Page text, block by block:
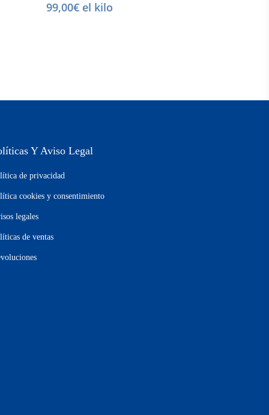
99,00€ el kilo
Y Aviso Legal
de privacidad
cookies y consentimiento
legales
de ventas